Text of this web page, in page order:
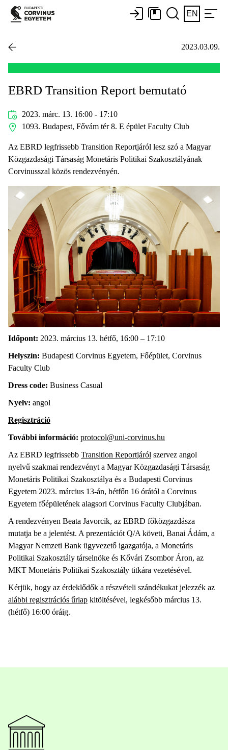
EN
2023.03.09.
EBRD Transition Report bemutató
2023. márc. 13. 16:00 - 17:10
1093. Budapest, Fővám tér 8. E épület Faculty Club
Az EBRD legfrissebb Transition Reportjáról lesz szó a Magyar
Közgazdasági Társaság Monetáris Politikai Szakosztályának
Corvinusszal közös rendezvényén.
Időpont: 2023. március 13. hétfő, 16:00 – 17:10
Helyszín: Budapesti Corvinus Egyetem, Főépület, Corvinus
Faculty Club
Dress code: Business Casual
Nyelv: angol
Regisztráció
További információ: protocol@uni-corvinus.hu
Az EBRD legfrissebb Transition Reportjáról szervez angol
nyelvű szakmai rendezvényt a Magyar Közgazdasági Társaság
Monetáris Politikai Szakosztálya és a Budapesti Corvinus
Egyetem 2023. március 13-án, hétfőn 16 órától a Corvinus
Egyetem főépületének alagsori Corvinus Faculty Clubjában.
A rendezvényen Beata Javorcik, az EBRD főközgazdásza
mutatja be a jelentést. A prezentációt Q/A követi, Banai Ádám, a
Magyar Nemzeti Bank ügyvezető igazgatója, a Monetáris
Politikai Szakosztály társelnöke és Kővári Zsombor Áron, az
MKT Monetáris Politikai Szakosztály titkára vezetésével.
Kérjük, hogy az érdeklődők a részvételi szándékukat jelezzék az
alábbi regisztrációs űrlap kitöltésével, legkésőbb március 13.
(hétfő) 16:00 óráig.